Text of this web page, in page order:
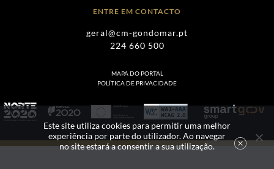
ENTRE EM CONTACTO
geral@cm-gondomar.pt
224 660 500
MAPA DO PORTAL
POLÍTICA DE PRIVACIDADE
Este site utiliza cookies para permitir uma melhor
experiência por parte do utilizador. Ao navegar
no site estará a consentir a sua utilização.